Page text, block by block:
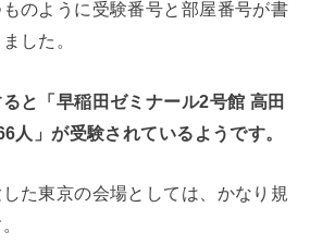
のように受験番号と部屋番号が書
した。
と「早稲田ゼミナール2号館 高田
人」が受験されているようです。
た東京の会場としては、かなり規